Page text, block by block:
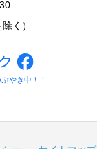
く）
やき中！！